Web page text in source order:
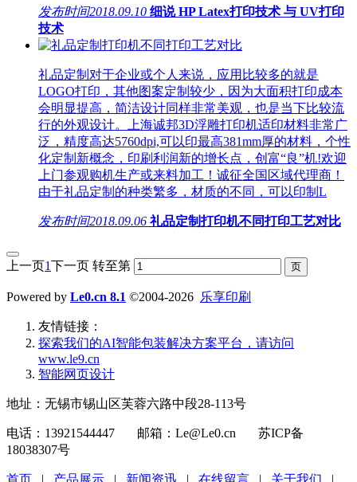
发布时间2018.09.10 细说 HP Latex打印技术 与 UV打印
技术
礼品定制对于企业或个人来说，应用比较多的就是
LOGO打印，其他图案定制较少，因为大面积打印成本
会明显提高，简洁设计同样非常美观，也是当下比较流
行的外观设计。上海诚邦3D浮雕打印机适印材料非常广
泛，精度高达5760dpi,可以印最高381mm厚的材料，个性
化定制新概念，印刷利润新的增长点，创富“良”机!欢迎
上门参观购机生产或来料加工！诚征全国区域代理商！
由于礼品定制的种类繁多，材质的不同，可以印制L
发布时间2018.09.06 礼品定制打印机不同打印工艺对比
上一页1下一页 转至第
Powered by Le0.cn 8.1 ©2004-2026 乐享印刷
友情链接：
探索我们的‌AI智能包装解决方案平台‌，请访问
www.le9.cn
智能网页设计
地址：无锡市锡山区芙蓉六路中段28-113号
电话：13921544447 邮箱：Le@Le0.cn 苏ICP备
18038307号